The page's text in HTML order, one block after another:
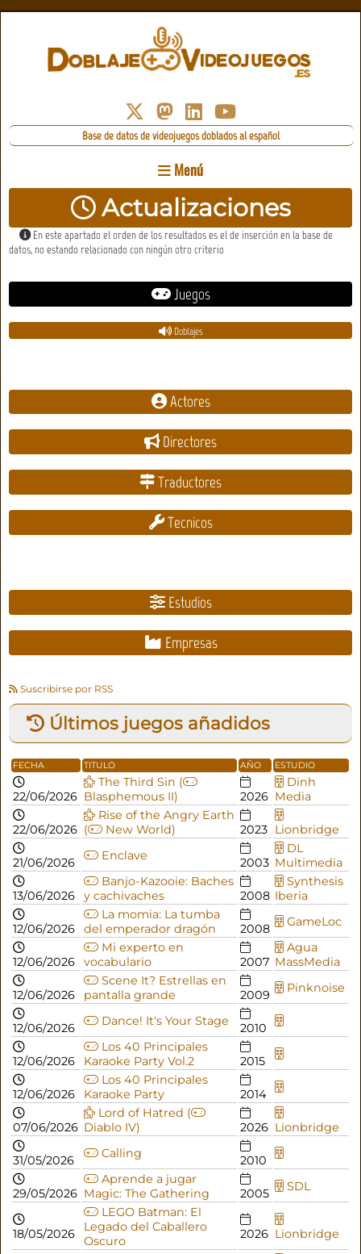
Base de datos de videojuegos doblados al español
Menú
Actualizaciones
En este apartado el orden de los resultados es el de inserción en la base de
datos, no estando relacionado con ningún otro criterio
Juegos
Doblajes
Actores
Directores
Traductores
Tecnicos
Estudios
Empresas
Suscribirse por RSS
Últimos juegos añadidos
FECHA TITULO AÑO ESTUDIO
22/06/2026
The Third Sin (
Blasphemous II)
2026
Dinh
Media
22/06/2026
Rise of the Angry Earth
(
New World) 2023 Lionbridge
21/06/2026 Enclave 2003
DL
Multimedia
13/06/2026
Banjo-Kazooie: Baches
y cachivaches
2008
Synthesis
Iberia
12/06/2026
La momia: La tumba
del emperador dragón
2008 GameLoc
12/06/2026
Mi experto en
vocabulario
2007
Agua
MassMedia
12/06/2026
Scene It? Estrellas en
pantalla grande
2009 Pinknoise
12/06/2026 Dance! It's Your Stage 2010
12/06/2026
Los 40 Principales
Karaoke Party Vol.2
2015
12/06/2026
Los 40 Principales
Karaoke Party
2014
07/06/2026
Lord of Hatred (
Diablo IV)
2026 Lionbridge
31/05/2026 Calling 2010
29/05/2026
Aprende a jugar
Magic: The Gathering
2005 SDL
18/05/2026
LEGO Batman: El
Legado del Caballero
Oscuro
2026 Lionbridge